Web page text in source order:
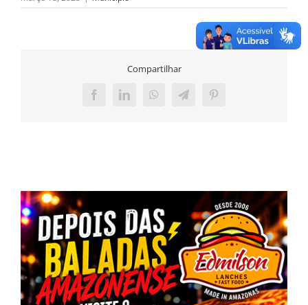
Compartilhar
FacebookLinkedInWhatsAppTelegramPinterest